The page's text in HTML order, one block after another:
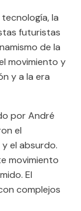
la
futuristas
de la
movimiento y
y a la era
por André
el
el absurdo.
movimiento
El
complejos